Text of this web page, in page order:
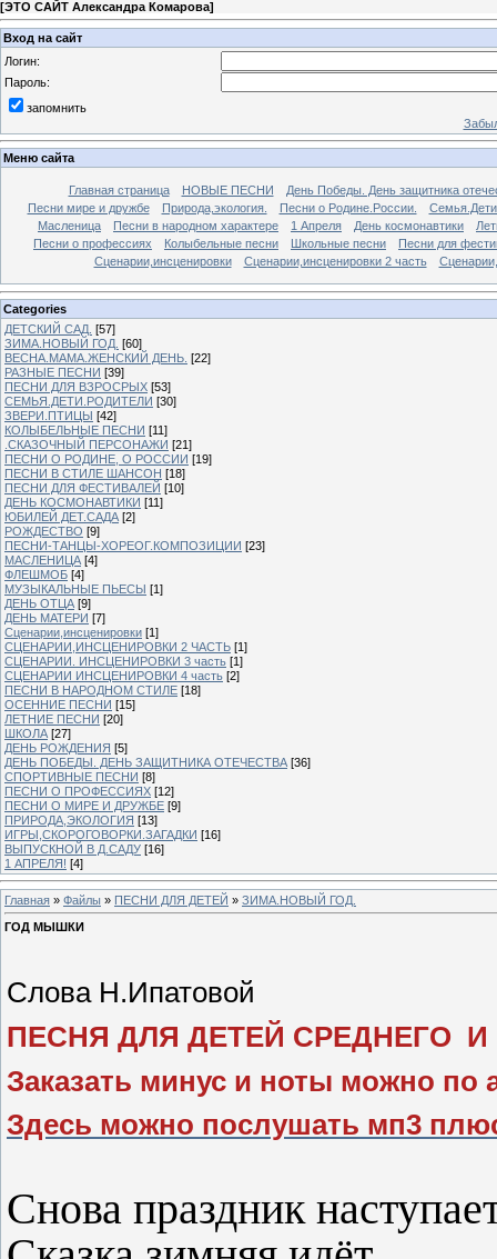
[ЭТО САЙТ Александра Комарова]
Вход на сайт
Логин:
Пароль:
запомнить
Меню сайта
Главная страница НОВЫЕ ПЕСНИ
День Победы. День защитника
Песни мире и дружбе
Природа,экология. Песни о Родине.России.
Масленица
Песни в народном характере 1 Апреля День космонавтики
Песни о профессиях
Колыбельные песни Школьные песни
Песни для
Сценарии,инсценировки
Сценарии,инсценировки 2 часть
Categories
ДЕТСКИЙ САД. [57]
ЗИМА.НОВЫЙ ГОД. [60]
ВЕСНА.МАМА.ЖЕНСКИЙ ДЕНЬ. [22]
РАЗНЫЕ ПЕСНИ [39]
ПЕСНИ ДЛЯ ВЗРОСРЫХ [53]
СЕМЬЯ.ДЕТИ.РОДИТЕЛИ [30]
ЗВЕРИ.ПТИЦЫ [42]
КОЛЫБЕЛЬНЫЕ ПЕСНИ [11]
.СКАЗОЧНЫЙ ПЕРСОНАЖИ [21]
ПЕСНИ О РОДИНЕ, О РОССИИ [19]
ПЕСНИ В СТИЛЕ ШАНСОН [18]
ПЕСНИ ДЛЯ ФЕСТИВАЛЕЙ [10]
ДЕНЬ КОСМОНАВТИКИ [11]
ЮБИЛЕЙ ДЕТ.САДА [2]
РОЖДЕСТВО [9]
ПЕСНИ-ТАНЦЫ-ХОРЕОГ.КОМПОЗИЦИИ [23]
МАСЛЕНИЦА [4]
ФЛЕШМОБ [4]
МУЗЫКАЛЬНЫЕ ПЬЕСЫ [1]
ДЕНЬ ОТЦА [9]
ДЕНЬ МАТЕРИ [7]
Сценарии,инсценировки [1]
СЦЕНАРИИ,ИНСЦЕНИРОВКИ 2 ЧАСТЬ [1]
СЦЕНАРИИ. ИНСЦЕНИРОВКИ 3 часть [1]
СЦЕНАРИИ ИНСЦЕНИРОВКИ 4 часть [2]
ПЕСНИ В НАРОДНОМ СТИЛЕ [18]
ОСЕННИЕ ПЕСНИ [15]
ЛЕТНИЕ ПЕСНИ [20]
ШКОЛА [27]
ДЕНЬ РОЖДЕНИЯ [5]
ДЕНЬ ПОБЕДЫ. ДЕНЬ ЗАЩИТНИКА ОТЕЧЕСТВА [36]
СПОРТИВНЫЕ ПЕСНИ [8]
ПЕСНИ О ПРОФЕССИЯХ [12]
ПЕСНИ О МИРЕ И ДРУЖБЕ [9]
ПРИРОДА,ЭКОЛОГИЯ [13]
ИГРЫ,СКОРОГОВОРКИ.ЗАГАДКИ [16]
ВЫПУСКНОЙ В Д.САДУ [16]
1 АПРЕЛЯ! [4]
Главная » Файлы » ПЕСНИ ДЛЯ ДЕТЕЙ » ЗИМА.НОВЫЙ ГОД.
ГОД МЫШКИ
Слова Н.Ипатовой
ПЕСНЯ ДЛЯ ДЕТЕЙ СРЕДНЕГО И
Заказать минус и ноты можно по
Здесь можно послушать мп3
Снова праздник